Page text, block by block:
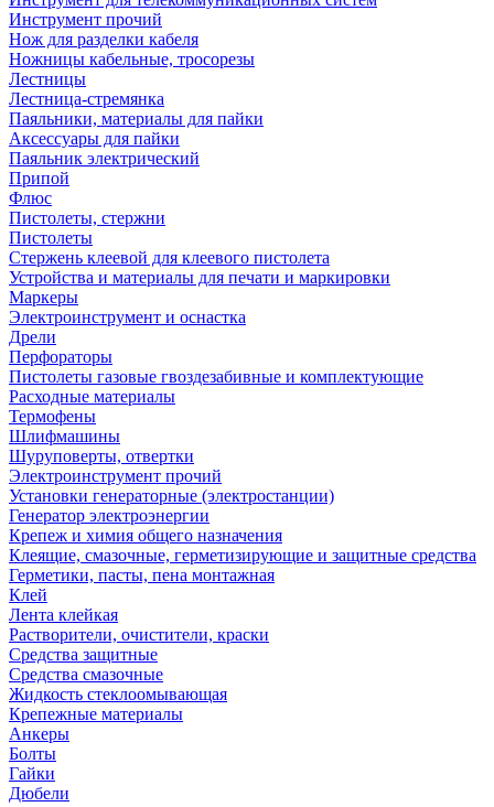
Инструмент прочий
Нож для разделки кабеля
Ножницы кабельные, тросорезы
Лестницы
Лестница-стремянка
Паяльники, материалы для пайки
Аксессуары для пайки
Паяльник электрический
Припой
Флюс
Пистолеты, стержни
Пистолеты
Стержень клеевой для клеевого пистолета
Устройства и материалы для печати и маркировки
Маркеры
Электроинструмент и оснастка
Дрели
Перфораторы
Пистолеты газовые гвоздезабивные и комплектующие
Расходные материалы
Термофены
Шлифмашины
Шуруповерты, отвертки
Электроинструмент прочий
Установки генераторные (электростанции)
Генератор электроэнергии
Крепеж и химия общего назначения
Клеящие, смазочные, герметизирующие и защитные средства
Герметики, пасты, пена монтажная
Клей
Лента клейкая
Растворители, очистители, краски
Средства защитные
Средства смазочные
Жидкость стеклоомывающая
Крепежные материалы
Анкеры
Болты
Гайки
Дюбели